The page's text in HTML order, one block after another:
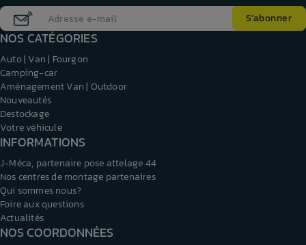
NOS CATÉGORIES
Auto | Van | Fourgon
Camping-car
Aménagement Van | Outdoor
Nouveautés
Destockage
Votre véhicule
INFORMATIONS
J-Méca, partenaire pose attelage 44
Nos centres de montage partenaires
Qui sommes nous?
Foire aux questions
Actualités
NOS COORDONNÉES